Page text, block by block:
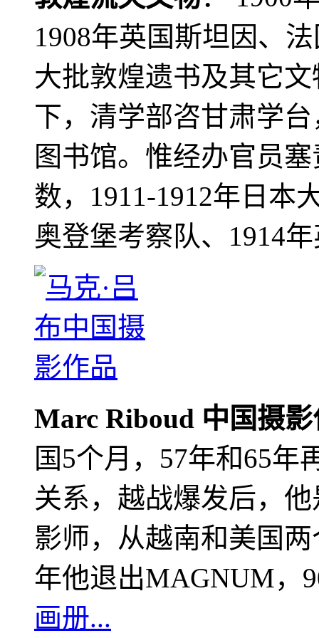
1908年英国斯坦因、
大批敦煌遗书及其它
下，清学部咨甘肃学
图书馆。惟经办官员
数，1911-1912年日本
奥登堡考察队、1914
Marc Riboud 中国摄
国5个月，57年和65年
关系，越战爆发后，
影师，从越南和美国
年他退出MAGNUM，
画册...